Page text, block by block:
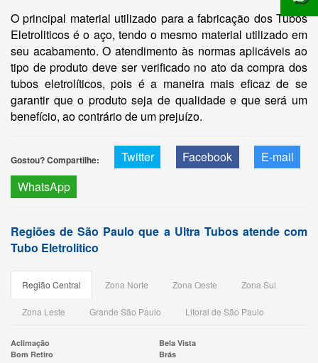
O principal material utilizado para a fabricação dos Tubos
Eletroliticos é o aço, tendo o mesmo material utilizado em
seu acabamento. O atendimento às normas aplicáveis ao
tipo de produto deve ser verificado no ato da compra dos
tubos eletrolíticos, pois é a maneira mais eficaz de se
garantir que o produto seja de qualidade e que será um
benefício, ao contrário de um prejuízo.
Gostou? Compartilhe: Twitter Facebook
E-mail
WhatsApp
Regiões de São Paulo que a Ultra Tubos atende com
Tubo Eletrolitico
Região Central Zona Norte Zona Oeste Zona Sul
Zona Leste Grande São Paulo Litoral de São Paulo
Aclimação
Bela Vista
Bom Retiro
Brás